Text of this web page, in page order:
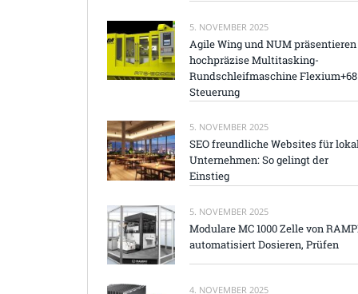
5. NOVEMBER 2025
Agile Wing und NUM präsentieren
hochpräzise Multitasking-
Rundschleifmaschine Flexium+68
Steuerung
5. NOVEMBER 2025
SEO freundliche Websites für
Unternehmen: So gelingt der
Einstieg
5. NOVEMBER 2025
Modulare MC 1000 Zelle von
automatisiert Dosieren, Prüfen
4. NOVEMBER 2025